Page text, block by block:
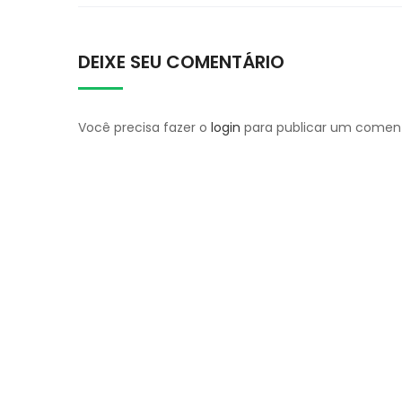
DEIXE SEU COMENTÁRIO
Você precisa fazer o login para publicar um